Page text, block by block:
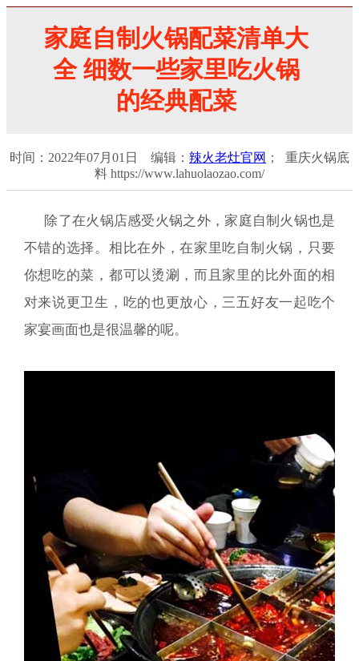
家庭自制火锅配菜清单大
全 细数一些家里吃火锅
的经典配菜
时间：2022年07月01日 编辑： 辣火老灶官网 ； 重庆火锅底
料 https://www.lahuolaozao.com/
除了在火锅店感受火锅之外，家庭自制火锅也是
不错的选择。相比在外，在家里吃自制火锅，只要
你想吃的菜，都可以烫涮，而且家里的比外面的相
对来说更卫生，吃的也更放心，三五好友一起吃个
家宴画面也是很温馨的呢。